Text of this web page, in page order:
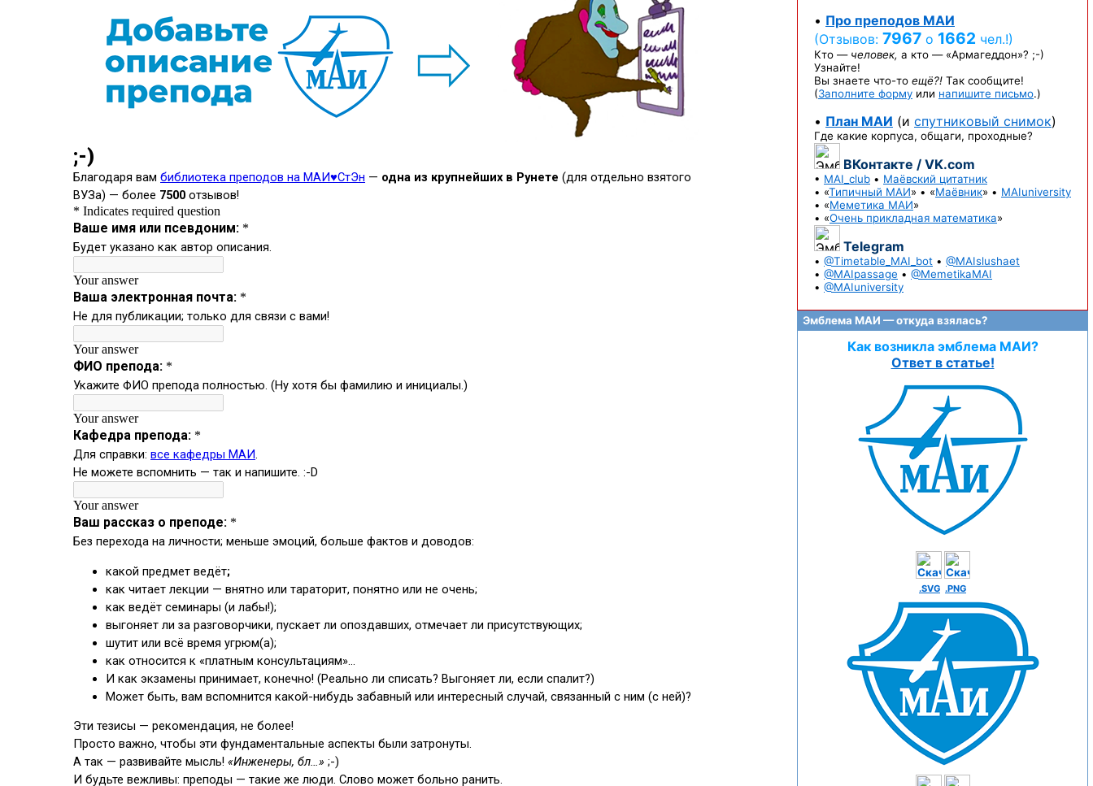
• Про преподов МАИ
(Отзывов: 7967 о 1662 чел.!)
Кто — человек, а кто — «Армагеддон»? ;-)
Узнайте!
Вы знаете что-то ещё?! Так сообщите!
(Заполните форму или напишите письмо.)
• План МАИ (и спутниковый снимок)
Где какие корпуса, общаги, проходные?
ВКонтакте / VK.com
• MAI_club • Маёвский цитатник
• «Типичный МАИ» • «Маёвник» • MAIuniversity
• «Меметика МАИ»
• «Очень прикладная математика»
Telegram
• @Timetable_MAI_bot • @MAIslushaet
• @MAIpassage • @MemetikaMAI
• @MAIuniversity
Эмблема МАИ — откуда взялась?
Как возникла эмблема МАИ?
Ответ в статье!
.SVG .PNG